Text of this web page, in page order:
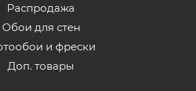
Распродажа
Обои для стен
и фрески
Доп. товары